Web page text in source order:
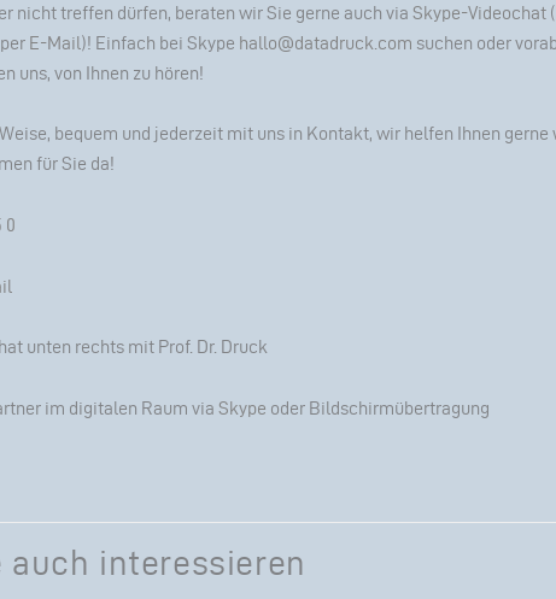
nicht treffen dürfen, beraten wir Sie gerne auch via Skype-Videochat
E-Mail)! Einfach bei Skype hallo@datadruck.com suchen oder
uns, von Ihnen zu hören!
bequem und jederzeit mit uns in Kontakt, wir helfen Ihnen gerne
für Sie da!
0
unten rechts mit Prof. Dr. Druck
im digitalen Raum via Skype oder Bildschirmübertragung
auch interessieren